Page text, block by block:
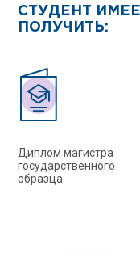
СТУДЕНТ
ПОЛУЧИТЬ:
Диплом магистра
государственного
образца